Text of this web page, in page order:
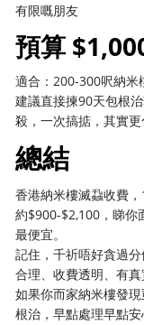
有限嘅朋友
預算
適合：200-300呎納米
建議直接揀90天包根
殺，一次搞掂，其實
總結
香港納米樓滅蝨收費
約$900-$2,100，睇你
最便宜。
記住，千祈唔好貪過
合理、收費透明、有
如果你而家納米樓發
根治，早點處理早點安